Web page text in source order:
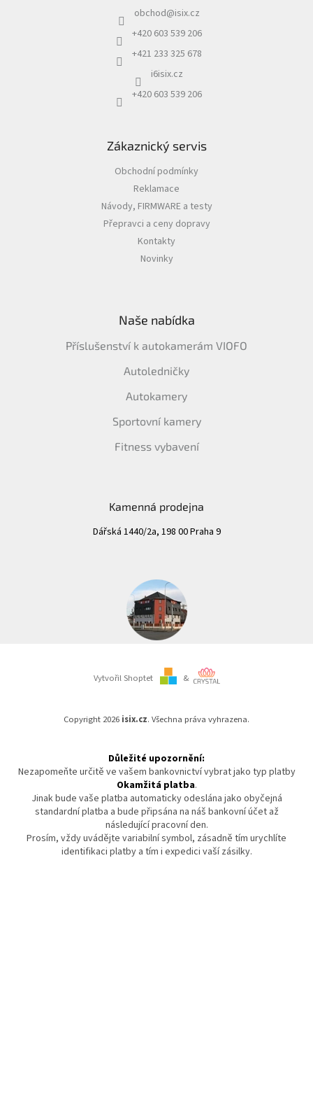
obchod@isix.cz
+420 603 539 206
+421 233 325 678
i6isix.cz
+420 603 539 206
Zákaznický servis
Obchodní podmínky
Reklamace
Návody, FIRMWARE a testy
Přepravci a ceny dopravy
Kontakty
Novinky
Naše nabídka
Příslušenství k autokamerám VIOFO
Autoledničky
Autokamery
Sportovní kamery
Fitness vybavení
Kamenná prodejna
Dářská 1440/2a, 198 00 Praha 9
Vytvořil Shoptet &
Copyright 2026 isix.cz. Všechna práva vyhrazena.
Důležité upozornění:
Nezapomeňte určitě ve vašem bankovnictví vybrat jako typ platby
Okamžitá platba.
Jinak bude vaše platba automaticky odeslána jako obyčejná
standardní platba a bude připsána na náš bankovní účet až
následující pracovní den.
Prosím, vždy uvádějte variabilní symbol, zásadně tím urychlíte
identifikaci platby a tím i expedici vaší zásilky.